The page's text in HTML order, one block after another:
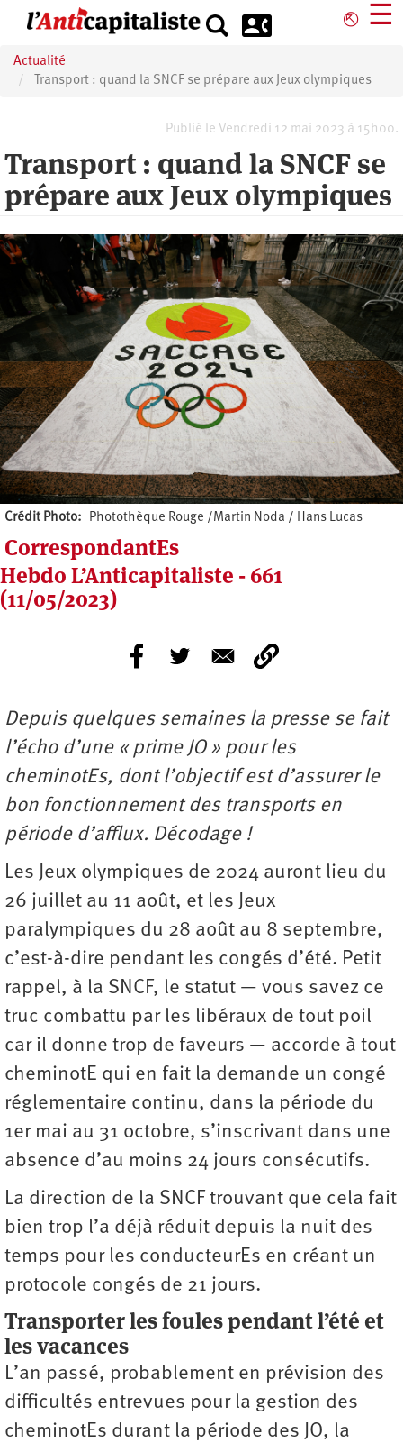
principal
⎋ ☰
Actualité
Transport : quand la SNCF se prépare aux Jeux olympiques
Publié le Vendredi 12 mai 2023 à 15h00.
Transport : quand la SNCF se
prépare aux Jeux olympiques
Crédit Photo Photothèque Rouge /Martin Noda / Hans Lucas
CorrespondantEs
Hebdo L’Anticapitaliste - 661
(11/05/2023)
Depuis quelques semaines la presse se fait
l’écho d’une « prime JO » pour les
cheminotEs, dont l’objectif est d’assurer le
bon fonctionnement des transports en
période d’afflux. Décodage !
Les Jeux olympiques de 2024 auront lieu du
26 juillet au 11 août, et les Jeux
paralympiques du 28 août au 8 septembre,
c’est-à-dire pendant les congés d’été. Petit
rappel, à la SNCF, le statut — vous savez ce
truc combattu par les libéraux de tout poil
car il donne trop de faveurs — accorde à tout
cheminotE qui en fait la demande un congé
réglementaire continu, dans la période du
1er mai au 31 octobre, s’inscrivant dans une
absence d’au moins 24 jours consécutifs.
La direction de la SNCF trouvant que cela fait
bien trop l’a déjà réduit depuis la nuit des
temps pour les conducteurEs en créant un
protocole congés de 21 jours.
Transporter les foules pendant l’été et
les vacances
L’an passé, probablement en prévision des
difficultés entrevues pour la gestion des
cheminotEs durant la période des JO, la